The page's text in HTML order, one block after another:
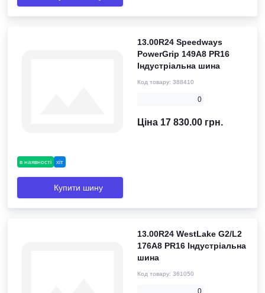
в наявності хіт
13.00R24 Speedways
PowerGrip 149A8 PR16
Індустріальна шина
Код товару: 388410
0
Ціна 17 830.00 грн.
Купити шину
13.00R24 WestLake G2/L2
176A8 PR16 Індустріальна
шина
Код товару: 361050
0